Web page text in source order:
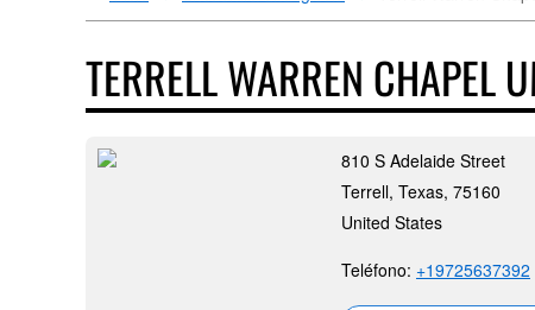
TERRELL WARREN CHAPEL
810 S Adelaide Street
Terrell, Texas, 75160
United States
Teléfono: +19725637392